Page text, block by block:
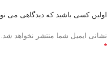
اولین کسی باشید که دیدگاهی می نویسد “فرش
نشانی ایمیل شما منتشر نخواهد شد.
*